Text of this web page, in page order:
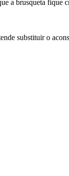
a brusqueta fique
substituir o